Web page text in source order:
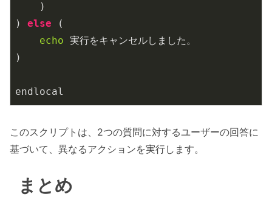
    )
) else (
echo 実行をキャンセルしました。
)
endlocal
このスクリプトは、2つの質問に対するユーザーの回答に
基づいて、異なるアクションを実行します。
まとめ